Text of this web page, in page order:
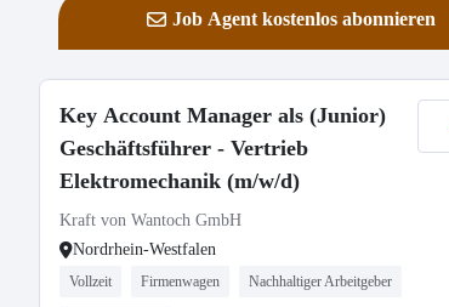
Job Agent kostenlos abonnieren
Key Account Manager als (Junior)
Geschäftsführer - Vertrieb
Elektromechanik (m/w/d)
Kraft von Wantoch GmbH
Nordrhein-Westfalen
Vollzeit Firmenwagen Nachhaltiger Arbeitgeber